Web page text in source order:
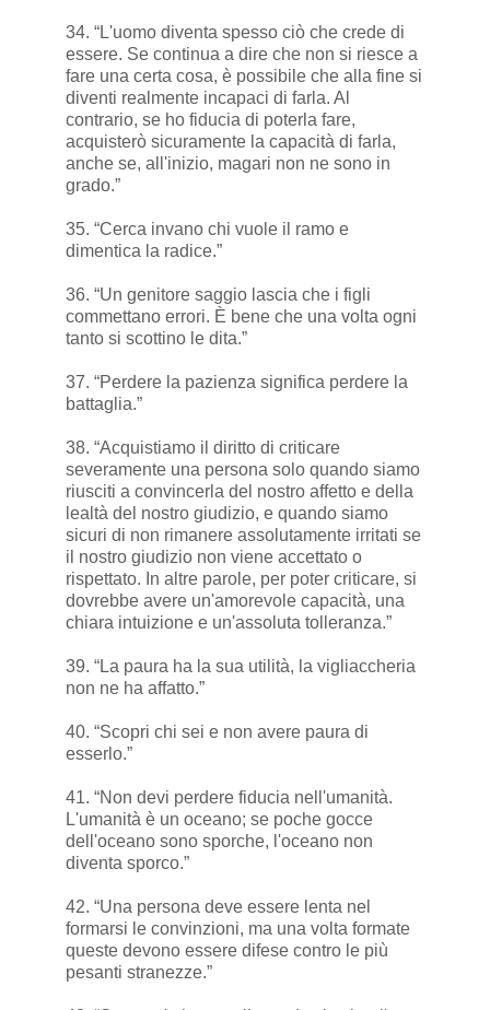
34. “L'uomo diventa spesso ciò che crede di
essere. Se continua a dire che non si riesce a
fare una certa cosa, è possibile che alla fine si
diventi realmente incapaci di farla. Al
contrario, se ho fiducia di poterla fare,
acquisterò sicuramente la capacità di farla,
anche se, all'inizio, magari non ne sono in
grado.”
35. “Cerca invano chi vuole il ramo e
dimentica la radice.”
36. “Un genitore saggio lascia che i figli
commettano errori. È bene che una volta ogni
tanto si scottino le dita.”
37. “Perdere la pazienza significa perdere la
battaglia.”
38. “Acquistiamo il diritto di criticare
severamente una persona solo quando siamo
riusciti a convincerla del nostro affetto e della
lealtà del nostro giudizio, e quando siamo
sicuri di non rimanere assolutamente irritati se
il nostro giudizio non viene accettato o
rispettato. In altre parole, per poter criticare, si
dovrebbe avere un'amorevole capacità, una
chiara intuizione e un'assoluta tolleranza.”
39. “La paura ha la sua utilità, la vigliaccheria
non ne ha affatto.”
40. “Scopri chi sei e non avere paura di
esserlo.”
41. “Non devi perdere fiducia nell'umanità.
L'umanità è un oceano; se poche gocce
dell'oceano sono sporche, l'oceano non
diventa sporco.”
42. “Una persona deve essere lenta nel
formarsi le convinzioni, ma una volta formate
queste devono essere difese contro le più
pesanti stranezze.”